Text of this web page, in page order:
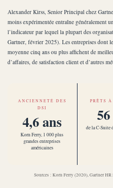
Alexander Kirss, Senior Principal chez
moins expérimentée entraîne généralement
l’indicateur par lequel la plupart des
Gartner, février 2025). Les entreprises dont
moyenne cinq ans ou plus affichent de
d’affaires, de satisfaction client et d’autres
ANCIENNETÉ DES
DSI
4,6 ans
Korn Ferry, 1 000 plus
grandes entreprises
américaines
PRÊTS
de la C-Suite
Sources : Korn Ferry (2020), Gartner